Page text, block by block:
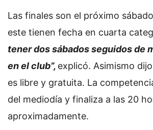
Las finales son el próximo
este tienen fecha en cuarta
tener dos sábados seguidos de
en el club”, explicó. Asimismo
es libre y gratuita. La
del mediodía y finaliza a las 20
aproximadamente.